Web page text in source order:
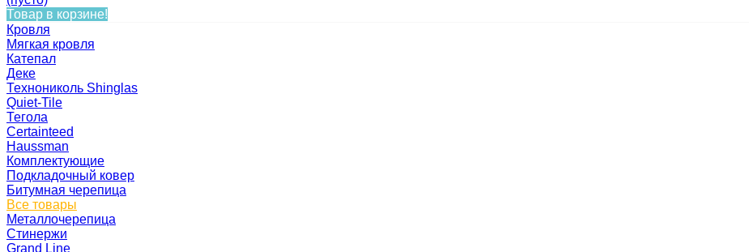
Товар в корзине!
Кровля
Мягкая кровля
Катепал
Деке
Технониколь Shinglas
Quiet-Tile
Тегола
Certainteed
Haussman
Комплектующие
Подкладочный ковер
Битумная черепица
Все товары
Металлочерепица
Стинержи
Grand Line